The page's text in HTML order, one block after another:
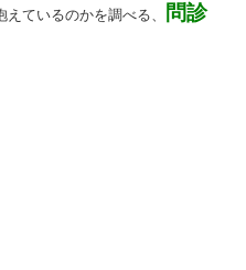
ているのかを調べる、
問診